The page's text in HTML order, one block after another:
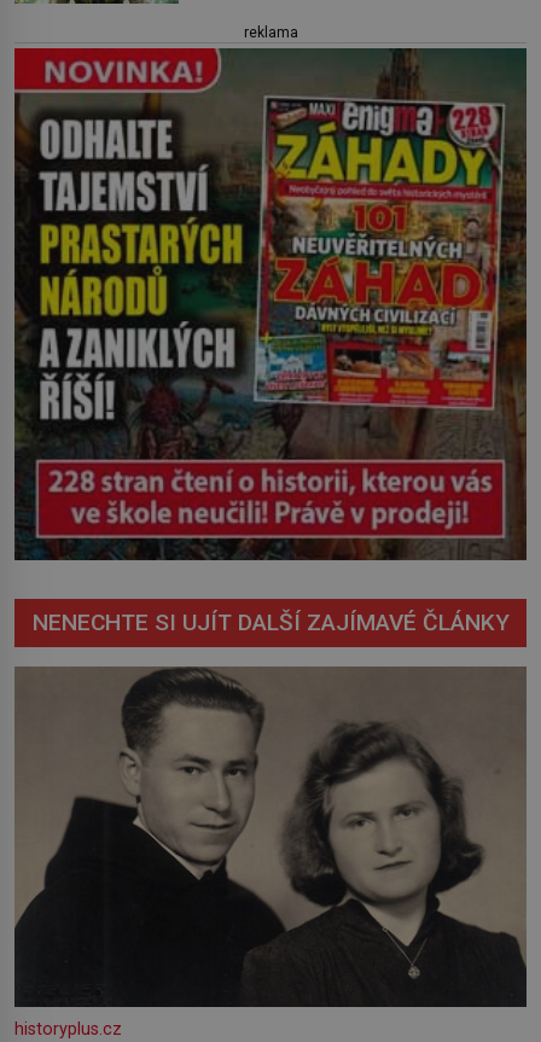
vesnice Aberfan […]
pod ní byla dlažbou. Muž, který ji z
břehu pozoruje, ji údajně poznává, jenže
Ruža Vlajna má být v tu chvíli mrtvá celé
století. Vesnice Kisiljevo v
severovýchodním Srbsku má s upíry
nevyřízené účty. […]
reklama
NENECHTE SI UJÍT DALŠÍ ZAJÍMAVÉ ČLÁNKY
historyplus.cz